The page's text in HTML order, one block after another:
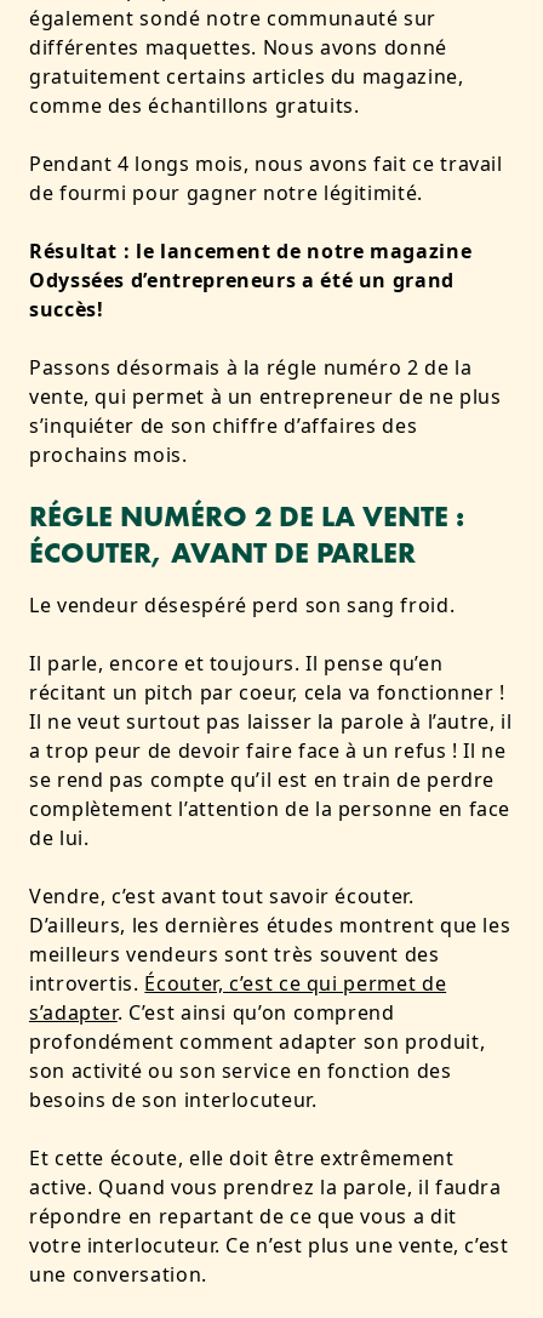
également sondé notre communauté sur
différentes maquettes. Nous avons donné
gratuitement certains articles du magazine,
comme des échantillons gratuits.
Pendant 4 longs mois, nous avons fait ce travail
de fourmi pour gagner notre légitimité.
Résultat : le lancement de notre magazine
Odyssées d’entrepreneurs a été un grand
succès!
Passons désormais à la régle numéro 2 de la
vente, qui permet à un entrepreneur de ne plus
s’inquiéter de son chiffre d’affaires des
prochains mois.
RÉGLE NUMÉRO 2 DE LA VENTE :
ÉCOUTER, AVANT DE PARLER
Le vendeur désespéré perd son sang froid.
Il parle, encore et toujours. Il pense qu’en
récitant un pitch par coeur, cela va fonctionner !
Il ne veut surtout pas laisser la parole à l’autre, il
a trop peur de devoir faire face à un refus ! Il ne
se rend pas compte qu’il est en train de perdre
complètement l’attention de la personne en face
de lui.
Vendre, c’est avant tout savoir écouter.
D’ailleurs, les dernières études montrent que les
meilleurs vendeurs sont très souvent des
introvertis. Écouter, c’est ce qui permet de
s’adapter. C’est ainsi qu’on comprend
profondément comment adapter son produit,
son activité ou son service en fonction des
besoins de son interlocuteur.
Et cette écoute, elle doit être extrêmement
active. Quand vous prendrez la parole, il faudra
répondre en repartant de ce que vous a dit
votre interlocuteur. Ce n’est plus une vente, c’est
une conversation.